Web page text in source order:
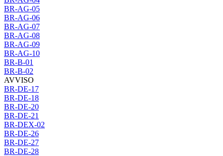
BR-AG-05
BR-AG-06
BR-AG-07
BR-AG-08
BR-AG-09
BR-AG-10
BR-B-01
BR-B-02
AVVISO
BR-DE-17
BR-DE-18
BR-DE-20
BR-DE-21
BR-DEX-02
BR-DE-26
BR-DE-27
BR-DE-28